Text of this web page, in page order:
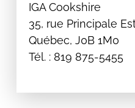
IGA Cookshire
35, rue Principale
Québec, J0B 1M0
Tél. : 819 875-5455